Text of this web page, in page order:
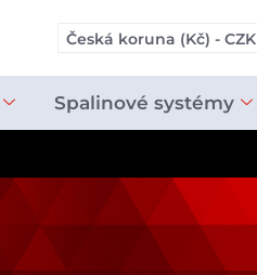
Česká koruna (Kč) - CZK
Spalinové systémy